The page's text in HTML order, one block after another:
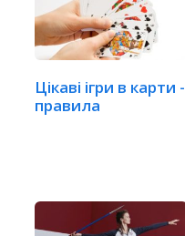
Цікаві ігри в карти -
правила